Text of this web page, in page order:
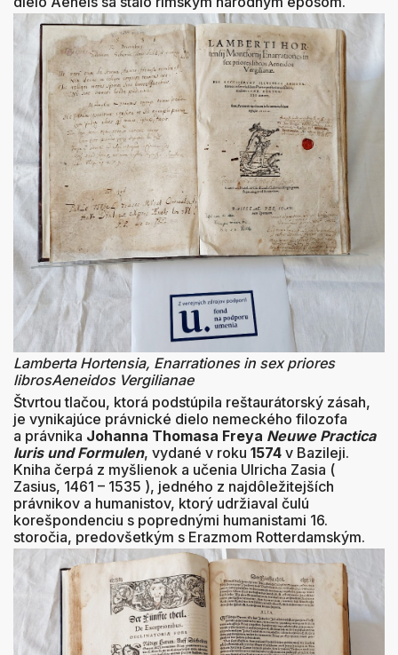
Lamberta Hortensia, Enarrationes in sex priores
librosAeneidos Vergilianae
Štvrtou tlačou, ktorá podstúpila reštaurátorský zásah,
je vynikajúce právnické dielo nemeckého filozofa
a právnika Johanna Thomasa Freya Neuwe Practica
Iuris und Formulen, vydané v roku 1574 v Bazileji.
Kniha čerpá z myšlienok a učenia Ulricha Zasia (
Zasius, 1461 – 1535 ), jedného z najdôležitejších
právnikov a humanistov, ktorý udržiaval čulú
korešpondenciu s poprednými humanistami 16.
storočia, predovšetkým s Erazmom Rotterdamským.